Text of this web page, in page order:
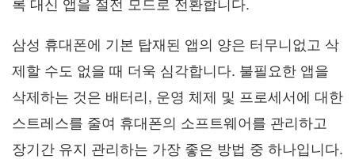
삼성 휴대폰에 기본 탑재된 앱의 양은 터무니없고 삭
제할 수도 없을 때 더욱 심각합니다. 불필요한 앱을
삭제하는 것은 배터리, 운영 체제 및 프로세서에 대한
스트레스를 줄여 휴대폰의 소프트웨어를 관리하고
장기간 유지 관리하는 가장 좋은 방법 중 하나입니다.